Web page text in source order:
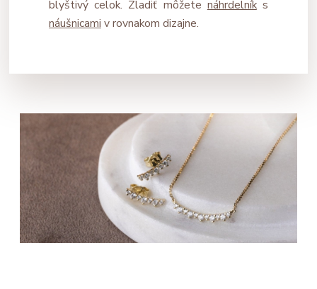
blyštivý celok. Zladiť môžete náhrdelníks
náušnicami v rovnakom dizajne.